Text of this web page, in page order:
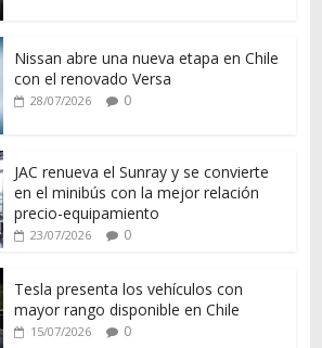
Nissan abre una nueva etapa en Chile
con el renovado Versa
28/07/2026 0
JAC renueva el Sunray y se convierte
en el minibús con la mejor relación
precio-equipamiento
23/07/2026 0
Tesla presenta los vehículos con
mayor rango disponible en Chile
15/07/2026 0